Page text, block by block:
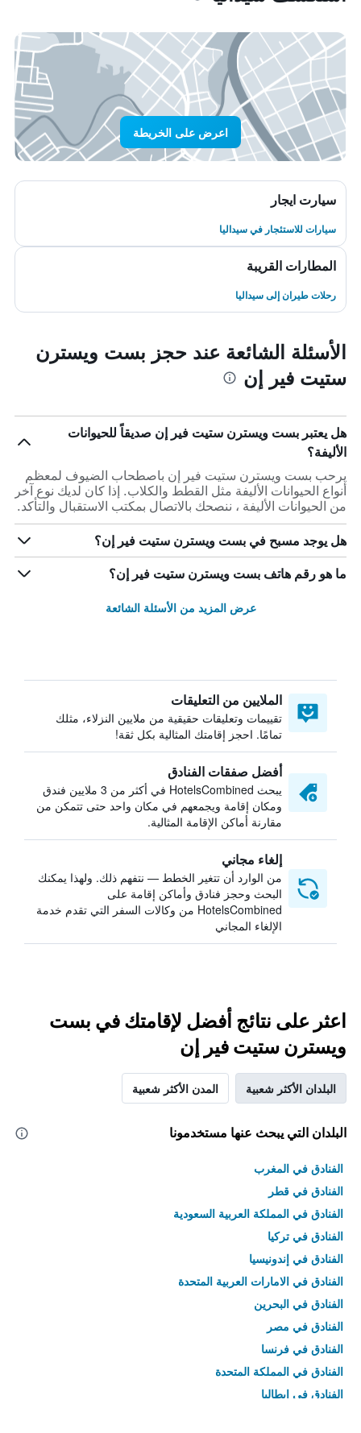
اعرض على الخريطة
سيارت ايجار
سيارات للاستئجار في سيداليا
المطارات القريبة
رحلات طيران إلى سيداليا
الأسئلة الشائعة عند حجز بست ويسترن
ستيت فير إن
هل يعتبر بست ويسترن ستيت فير إن صديقاً للحيوانات
الأليفة؟
يرحب بست ويسترن ستيت فير إن باصطحاب الضيوف لمعظم
أنواع الحيوانات الأليفة مثل القطط والكلاب. إذا كان لديك نوع آخر
من الحيوانات الأليفة ، ننصحك بالاتصال بمكتب الاستقبال والتأكد.
هل يوجد مسبح في بست ويسترن ستيت فير إن؟
ما هو رقم هاتف بست ويسترن ستيت فير إن؟
عرض المزيد من الأسئلة الشائعة
الملايين من التعليقات
تقييمات وتعليقات حقيقية من ملايين النزلاء، مثلك
تمامًا. احجز إقامتك المثالية بكل ثقة!
أفضل صفقات الفنادق
يبحث HotelsCombined في أكثر من 3 ملايين فندق
ومكان إقامة ويجمعهم في مكان واحد حتى تتمكن من
مقارنة أماكن الإقامة المثالية.
إلغاء مجاني
من الوارد أن تتغير الخطط — نتفهم ذلك. ولهذا يمكنك
البحث وحجز فنادق وأماكن إقامة على
HotelsCombined من وكالات السفر التي تقدم خدمة
الإلغاء المجاني
اعثر على نتائج أفضل لإقامتك في بست
ويسترن ستيت فير إن
البلدان الأكثر شعبية المدن الأكثر شعبية
البلدان التي يبحث عنها مستخدمونا
الفنادق في المغرب
الفنادق في قطر
الفنادق في المملكة العربية السعودية
الفنادق في تركيا
الفنادق في إندونيسيا
الفنادق في الامارات العربية المتحدة
الفنادق في البحرين
الفنادق في مصر
الفنادق في فرنسا
الفنادق في المملكة المتحدة
الفنادق في إيطاليا